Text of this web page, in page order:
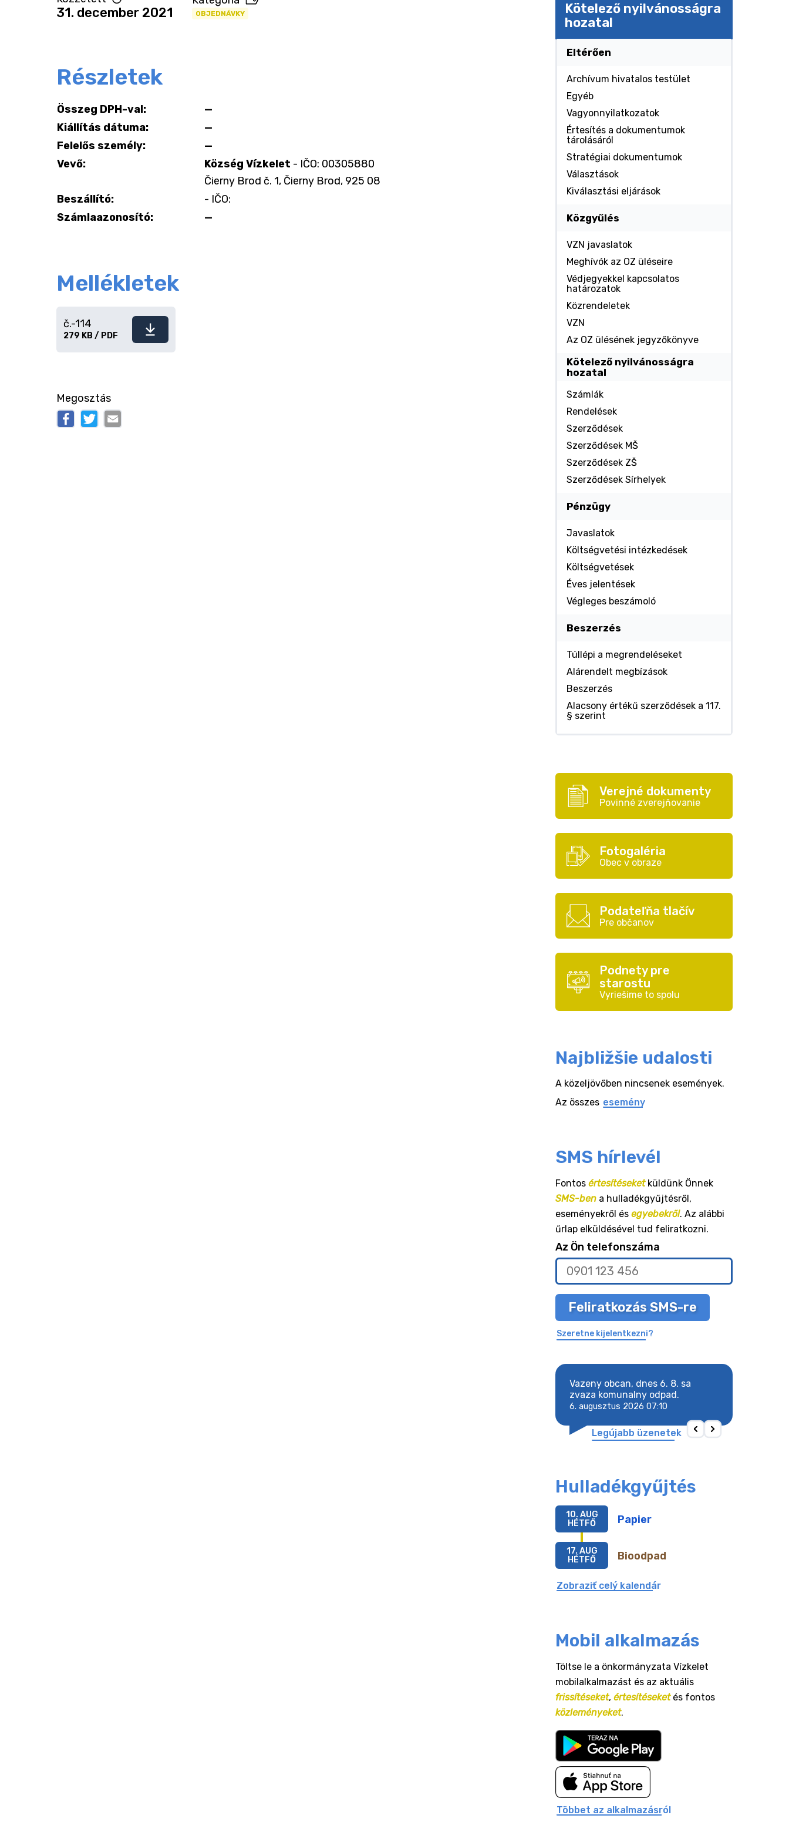
31. december 2021 OBJEDNÁVKY
Részletek
Összeg DPH-val:
—
Kiállítás dátuma:
—
Felelős személy:
—
Vevő:
Község Vízkelet - IČO: 00305880
Čierny Brod č. 1, Čierny Brod, 925 08
Beszállító:
- IČO:
Számlaazonosító:
—
Mellékletek
Fájl
č.-114
279 KB / PDF
Megosztás
Kötelező nyilvánosságra
hozatal
Eltérően
Archívum hivatalos testület
Egyéb
Vagyonnyilatkozatok
Értesítés a dokumentumok
tárolásáról
Stratégiai dokumentumok
Választások
Kiválasztási eljárások
Közgyűlés
VZN javaslatok
Meghívók az OZ üléseire
Védjegyekkel kapcsolatos
határozatok
Közrendeletek
VZN
Az OZ ülésének jegyzőkönyve
Kötelező nyilvánosságra
hozatal
Számlák
Rendelések
Szerződések
Szerződések MŠ
Szerződések ZŠ
Szerződések Sírhelyek
Pénzügy
Javaslatok
Költségvetési intézkedések
Költségvetések
Éves jelentések
Végleges beszámoló
Beszerzés
Túllépi a megrendeléseket
Alárendelt megbízások
Beszerzés
Alacsony értékű szerződések a 117.
§ szerint
Verejné dokumenty
Povinné zverejňovanie
Fotogaléria
Obec v obraze
Podateľňa tlačív
Pre občanov
Podnety pre
starostu
Vyriešime to spolu
Najbližšie udalosti
A közeljövőben nincsenek események.
Az összes esemény
SMS hírlevél
Fontos értesítéseketküldünk Önnek
SMS-ben a hulladékgyűjtésről,
eseményekről és egyebekről. Az alábbi
űrlap elküldésével tud feliratkozni.
Az Ön telefonszáma
Feliratkozás SMS-re
Szeretne kijelentkezni?
Vazeny obcan, dnes 6. 8. sa
zvaza komunalny odpad.
6. augusztus 2026 07:10
Legújabb üzenetek
Hulladékgyűjtés
Papier
10. AUG
HÉTFŐ
Bioodpad
17. AUG
HÉTFŐ
Zobraziť celý kalendár
Mobil alkalmazás
Töltse le a önkormányzata Vízkelet
mobilalkalmazást és az aktuális
frissítéseket, értesítéseketés fontos
közleményeket.
Többet az alkalmazásról